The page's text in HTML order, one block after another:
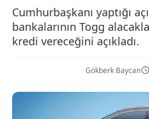
Cumhurbaşkanı yaptığı
bankalarının Togg
kredi vereceğini açıkladı.
Gökberk Baycan